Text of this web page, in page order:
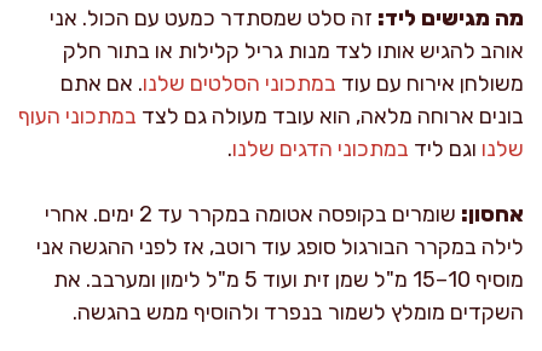
מה מגישים ליד: זה סלט שמסתדר כמעט עם הכול. אני
אוהב להגיש אותו לצד מנות גריל קלילות או בתור חלק
משולחן אירוח עם עוד במתכוני הסלטים שלנו. אם אתם
בונים ארוחה מלאה, הוא עובד מעולה גם לצד במתכוני העוף
שלנו וגם ליד במתכוני הדגים שלנו.
אחסון:
שומרים בקופסה אטומה במקרר עד 2 ימים. אחרי
לילה במקרר הבורגול סופג עוד רוטב, אז לפני ההגשה אני
מוסיף 10–15 מ"ל שמן זית ועוד 5 מ"ל לימון ומערבב. את
השקדים מומלץ לשמור בנפרד ולהוסיף ממש בהגשה.